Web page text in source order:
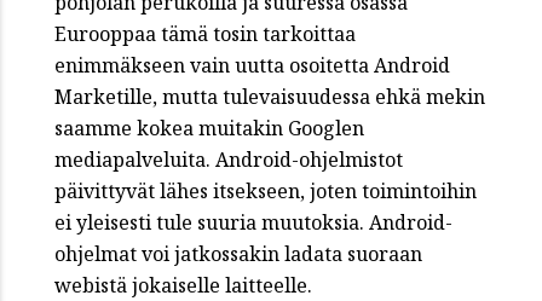
Eurooppaa tämä tosin tarkoittaa
enimmäkseen vain uutta osoitetta Android
Marketille, mutta tulevaisuudessa ehkä mekin
saamme kokea muitakin Googlen
mediapalveluita. Android-ohjelmistot
päivittyvät lähes itsekseen, joten toimintoihin
ei yleisesti tule suuria muutoksia. Android-
ohjelmat voi jatkossakin ladata suoraan
webistä jokaiselle laitteelle.